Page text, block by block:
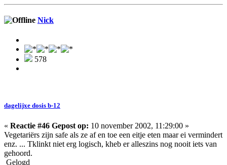
Nick
578
dagelijxe dosis b-12
« Reactie #46 Gepost op: 10 november 2002, 11:29:00 »
Vegetariërs zijn safe als ze af en toe een eitje eten maar ei vermindert
enz. ... Tklinkt niet erg logisch, kheb er alleszins nog nooit iets van
gehoord.
Gelogd